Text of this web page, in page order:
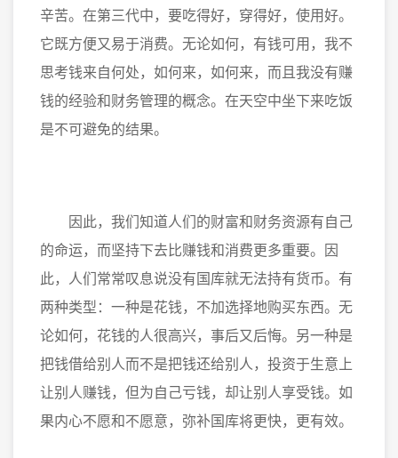
辛苦。在第三代中，要吃得好，穿得好，使用好。
它既方便又易于消费。无论如何，有钱可用，我不
思考钱来自何处，如何来，如何来，而且我没有赚
钱的经验和财务管理的概念。在天空中坐下来吃饭
是不可避免的结果。
因此，我们知道人们的财富和财务资源有自己
的命运，而坚持下去比赚钱和消费更多重要。因
此，人们常常叹息说没有国库就无法持有货币。有
两种类型：一种是花钱，不加选择地购买东西。无
论如何，花钱的人很高兴，事后又后悔。另一种是
把钱借给别人而不是把钱还给别人，投资于生意上
让别人赚钱，但为自己亏钱，却让别人享受钱。如
果内心不愿和不愿意，弥补国库将更快，更有效。